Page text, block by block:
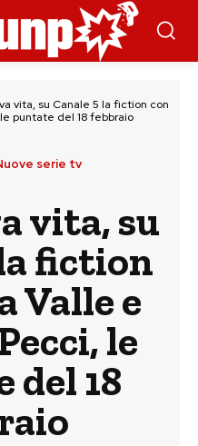
vita, su Canale 5 la fiction con
puntate del 18 febbraio
serie tv
vita, su
fiction
Valle e
le
del 18